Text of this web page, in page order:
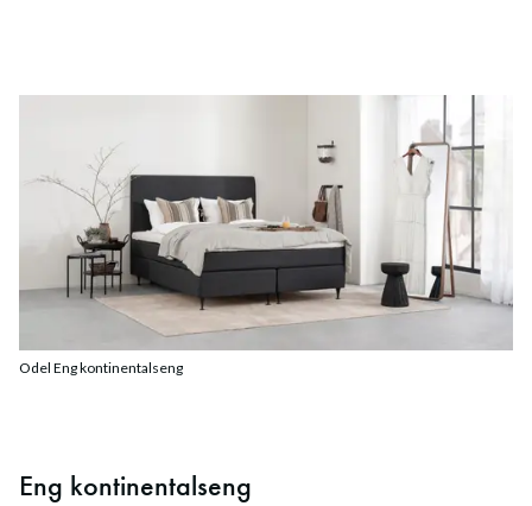
Odel Eng kontinentalseng
Eng kontinentalseng